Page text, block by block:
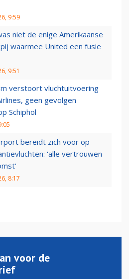
9:59
niet de enige Amerikaanse
waarmee United een fusie
9:51
verstoort vluchtuitvoering
geen gevolgen
Schiphol
bereidt zich voor op
'alle vertrouwen
8:17
voor de